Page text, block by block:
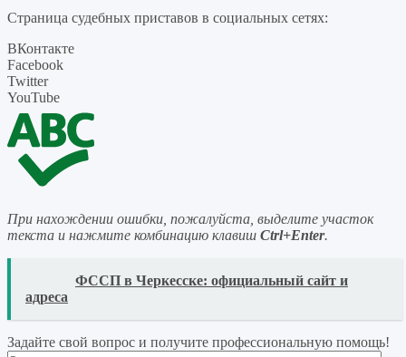
Страница судебных приставов в социальных сетях:
ВКонтакте
Facebook
Twitter
YouTube
При нахождении ошибки, пожалуйста, выделите участок
текста и нажмите комбинацию клавиш Ctrl+Enter.
ФССП в Черкесске: официальный сайт и
адреса
Задайте свой вопрос и получите профессиональную помощь!